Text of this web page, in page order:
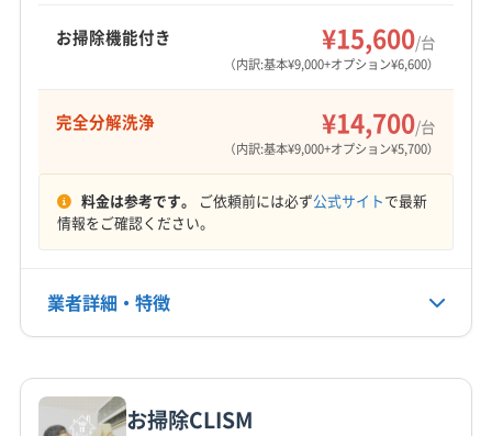
お掃除機能付き ¥15,600/台
（内訳:基本¥9,000+オプション¥6,600）
完全分解洗浄 ¥14,700/台
（内訳:基本¥9,000+オプション¥5,700）
料金は参考です。 ご依頼前には必ず公式サイトで最新
情報をご確認ください。
業者詳細・特徴
お掃除CLISM